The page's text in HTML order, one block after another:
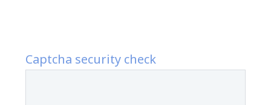
Captcha security check